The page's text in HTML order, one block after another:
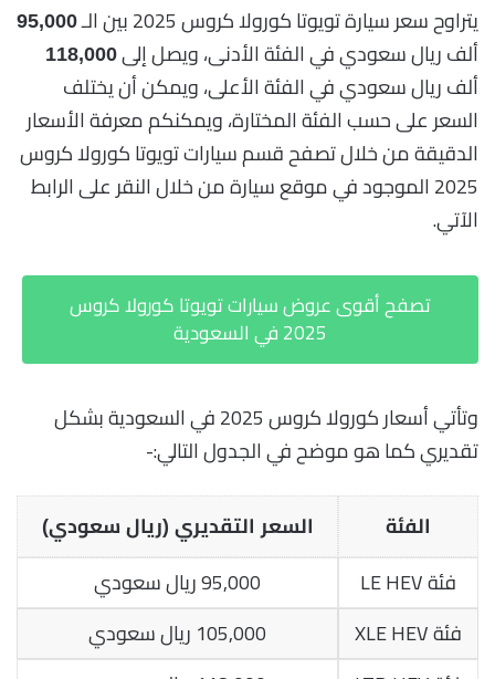
يتراوح سعر سيارة تويوتا كورولا كروس 2025 بين الـ 95,000
ألف ريال سعودي في الفئة الأدنى، ويصل إلى 118,000
ألف ريال سعودي في الفئة الأعلى، ويمكن أن يختلف
السعر على حسب الفئة المختارة، ويمكنكم معرفة الأسعار
الدقيقة من خلال تصفح قسم سيارات تويوتا كورولا كروس
2025 الموجود في موقع سيارة من خلال النقر على الرابط
الآتي.
تصفح أقوى عروض سيارات تويوتا كورولا كروس
2025 في السعودية
وتأتي أسعار كورولا كروس 2025 في السعودية بشكل
تقديري كما هو موضح في الجدول التالي:-
الفئة السعر التقديري (ريال سعودي)
فئة LE HEV
95,000 ريال سعودي
فئة XLE HEV
105,000 ريال سعودي